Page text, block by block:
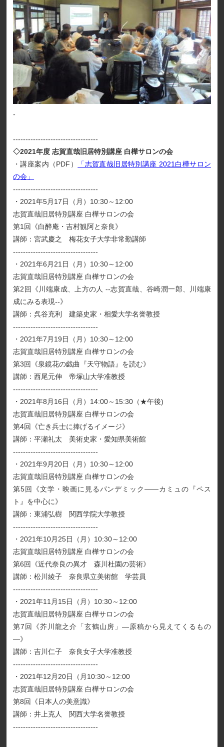
-
----------------------------------
◇2021年度 志賀直哉旧居特別講座 白樺サロンの会
・講座案内（PDF）
「志賀直哉旧居特別講座 2021白樺サロン
の会」
----------------------------------
・2021年5月17日（月）10:30～12:00
志賀直哉旧居特別講座 白樺サロンの会
第1回《白醉庵・吉村観阿と奈良》
講師：宮武慶之 梅花女子大学非常勤講師
----------------------------------
・2021年6月21日（月）10:30～12:00
志賀直哉旧居特別講座 白樺サロンの会
第2回《川端康成、上方の人 --志賀直哉、谷崎潤一郎、川端康
成にみる表現--》
講師：呉谷充利 建築史家・相愛大学名誉教授
----------------------------------
・2021年7月19日（月）10:30～12:00
志賀直哉旧居特別講座 白樺サロンの会
第3回《泉鏡花の戯曲『天守物語』を読む》
講師：西尾元伸 帝塚山大学准教授
----------------------------------
・2021年8月16日（月）14:00～15:30（★午後)
志賀直哉旧居特別講座 白樺サロンの会
第4回《亡き兵士に捧げるイメージ》
講師：平瀬礼太 美術史家・愛知県美術館
----------------------------------
・2021年9月20日（月）10:30～12:00
志賀直哉旧居特別講座 白樺サロンの会
第5回《文学・映画に見るパンデミック――カミュの『ペス
ト』を中心に》
講師：東浦弘樹 関西学院大学教授
----------------------------------
・2021年10月25日（月）10:30～12:00
志賀直哉旧居特別講座 白樺サロンの会
第6回《近代奈良の異才 森川杜園の芸術》
講師：松川綾子 奈良県立美術館 学芸員
----------------------------------
・2021年11月15日（月）10:30～12:00
志賀直哉旧居特別講座 白樺サロンの会
第7回《芥川龍之介「玄鶴山房」―原稿から見えてくるもの
―》
講師：吉川仁子 奈良女子大学准教授
----------------------------------
・2021年12月20日（月10:30～12:00
志賀直哉旧居特別講座 白樺サロンの会
第8回《日本人の美意識》
講師：井上克人 関西大学名誉教授
----------------------------------